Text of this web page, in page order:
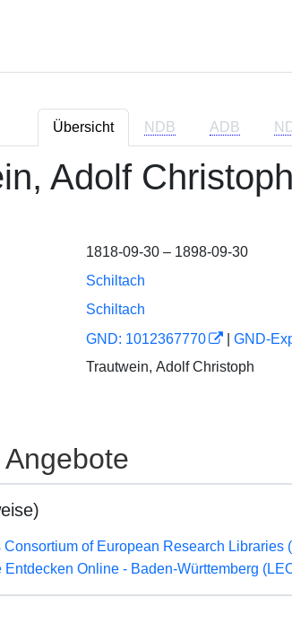
Übersicht NDB ADB
Adolf Christoph
1818-09-30 – 1898-09-30
Schiltach
Schiltach
GND: 1012367770
GND-
Trautwein, Adolf Christoph
of European Research Libraries
Online - Baden-Württemberg